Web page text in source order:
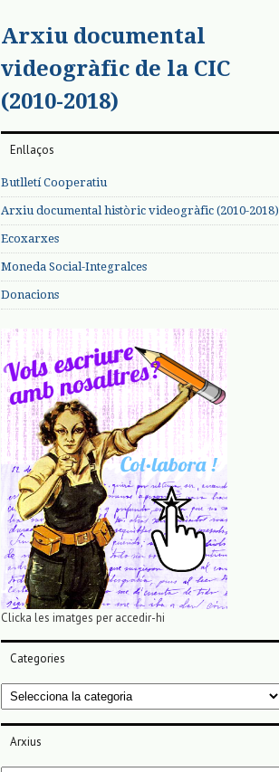
Arxiu documental
videogràfic de la CIC
(2010-2018)
Enllaços
Butlletí Cooperatiu
Arxiu documental històric videogràfic (2010-2018)
Ecoxarxes
Moneda Social-Integralces
Donacions
Clicka les imatges per accedir-hi
Categories
Categories
Arxius